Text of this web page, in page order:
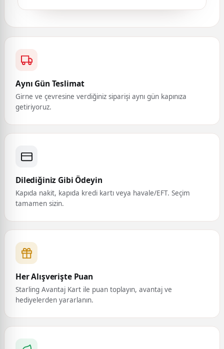
Aynı Gün Teslimat
Girne ve çevresine verdiğiniz siparişi aynı gün kapınıza
getiriyoruz.
Dilediğiniz Gibi Ödeyin
Kapıda nakit, kapıda kredi kartı veya havale/EFT. Seçim
tamamen sizin.
Her Alışverişte Puan
Starling Avantaj Kart ile puan toplayın, avantaj ve
hediyelerden yararlanın.